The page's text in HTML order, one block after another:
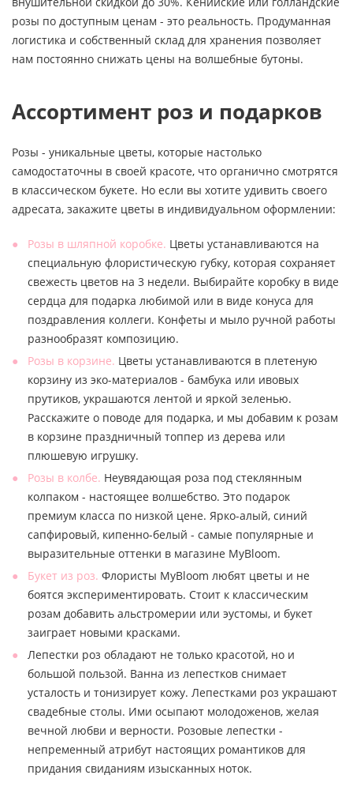
розы по доступным ценам - это реальность. Продуманная
логистика и собственный склад для хранения позволяет
нам постоянно снижать цены на волшебные бутоны.
Ассортимент роз и подарков
Розы - уникальные цветы, которые настолько
самодостаточны в своей красоте, что органично смотрятся
в классическом букете. Но если вы хотите удивить своего
адресата, закажите цветы в индивидуальном оформлении:
Розы в шляпной коробке. Цветы устанавливаются на
специальную флористическую губку, которая сохраняет
свежесть цветов на 3 недели. Выбирайте коробку в виде
сердца для подарка любимой или в виде конуса для
поздравления коллеги. Конфеты и мыло ручной работы
разнообразят композицию.
Розы в корзине. Цветы устанавливаются в плетеную
корзину из эко-материалов - бамбука или ивовых
прутиков, украшаются лентой и яркой зеленью.
Расскажите о поводе для подарка, и мы добавим к розам
в корзине праздничный топпер из дерева или
плюшевую игрушку.
Розы в колбе. Неувядающая роза под стеклянным
колпаком - настоящее волшебство. Это подарок
премиум класса по низкой цене. Ярко-алый, синий
сапфировый, кипенно-белый - самые популярные и
выразительные оттенки в магазине MyBloom.
Букет из роз. Флористы MyBloom любят цветы и не
боятся экспериментировать. Стоит к классическим
розам добавить альстромерии или эустомы, и букет
заиграет новыми красками.
Лепестки роз обладают не только красотой, но и
большой пользой. Ванна из лепестков снимает
усталость и тонизирует кожу. Лепестками роз украшают
свадебные столы. Ими осыпают молодоженов, желая
вечной любви и верности. Розовые лепестки -
непременный атрибут настоящих романтиков для
придания свиданиям изысканных ноток.